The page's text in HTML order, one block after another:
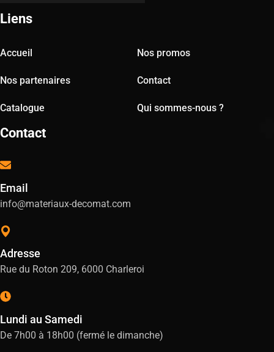
Liens
Accueil Nos promos
Nos partenaires Contact
Catalogue Qui sommes-nous ?
Contact
Email
info@materiaux-decomat.com
Adresse
Rue du Roton 209, 6000 Charleroi
Lundi au Samedi
De 7h00 à 18h00 (fermé le dimanche)